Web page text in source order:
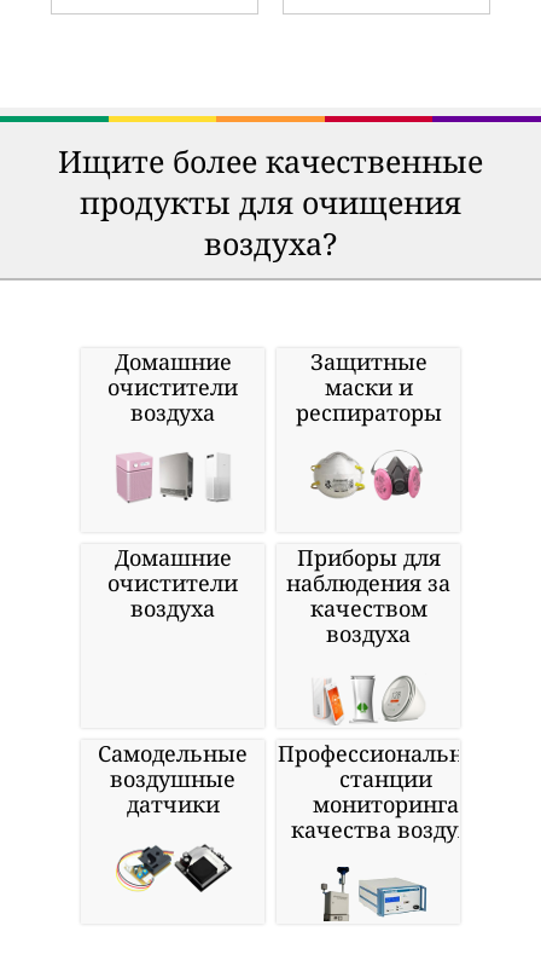
Ищите более качественные
продукты для очищения
воздуха?
Домашние
очистители
воздуха
Защитные
маски и
респираторы
Домашние
очистители
воздуха
Приборы для
наблюдения за
качеством
воздуха
Самодельные
воздушные
датчики
Профессиональные
станции
мониторинга
качества воздуха